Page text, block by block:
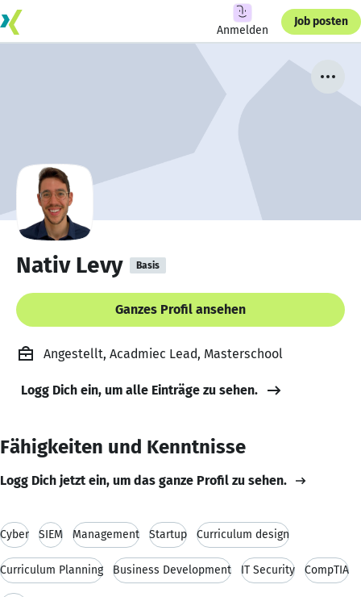
Anmelden
Job posten
Nativ Levy Basis
Ganzes Profil ansehen
Angestellt, Acadmiec Lead, Masterschool
Logg Dich ein, um alle Einträge zu sehen.
Fähigkeiten und Kenntnisse
Logg Dich jetzt ein, um das ganze Profil zu sehen.
Cyber SIEM Management Startup Curriculum design
Curriculum Planning Business Development IT Security CompTIA